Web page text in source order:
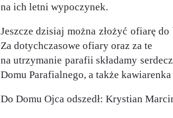
na ich letni wypoczynek.
Jeszcze dzisiaj można złożyć ofiarę
Za dotychczasowe ofiary oraz za te
na utrzymanie parafii składamy
Domu Parafialnego, a także
Do Domu Ojca odszedł: Krystian